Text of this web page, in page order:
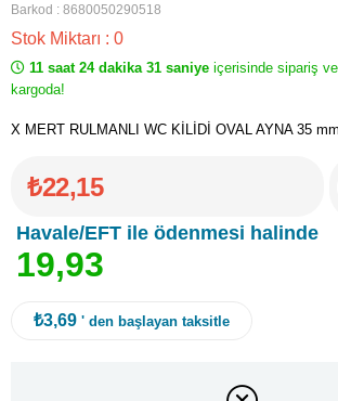
Barkod : 8680050290518
Stok Miktarı : 0
11 saat 24 dakika 31 saniye içerisinde sipariş
kargoda!
X MERT RULMANLI WC KİLİDİ OVAL AYNA 35
₺22,15
Havale/EFT ile ödenmesi halinde
19,93
₺3,69 ' den başlayan taksitle